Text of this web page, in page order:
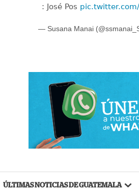
: José Pos pic.twitter.com/
— Susana Manai
ÚLTIMAS NOTICIAS DE GUATEMALA